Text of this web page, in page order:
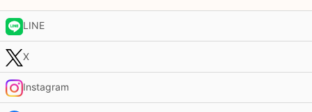
LINE
X
Instagram